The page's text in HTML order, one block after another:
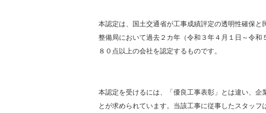
本認定は、国土交通省が工事成績評定の透明性確保
整備局において過去２カ年（令和３年４月１日～令
８０点以上の会社を認定するものです。
本認定を受けるには、「優良工事表彰」とは違い、
とが求められています。当該工事に従事したスタッフ